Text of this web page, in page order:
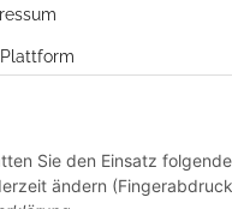
Sie den Einsatz
ändern